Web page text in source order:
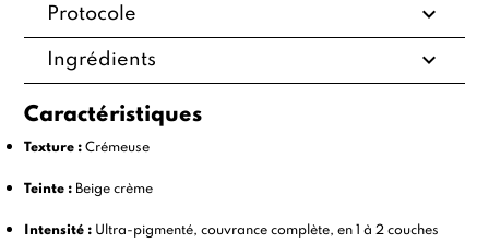
Protocole expand_more
Ingrédients expand_more
Caractéristiques
Texture : Crémeuse
Teinte : Beige crème
Intensité : Ultra-pigmenté, couvrance complète, en 1 à 2 couches